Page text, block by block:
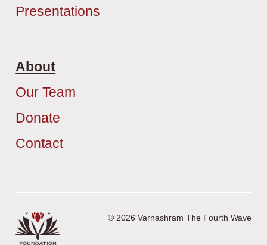
Presentations
About
Our Team
Donate
Contact
© 2026 Varnashram The Fourth Wave